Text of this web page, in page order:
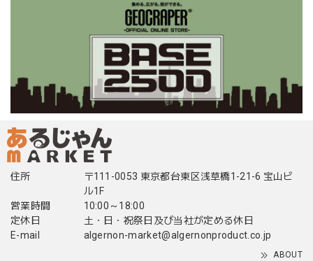
住所
〒111-0053 東京都台東区浅草橋1-21-6 宝山ビ
ル1F
営業時間
10:00～18:00
定休日
土・日・祝祭日及び当社が定める休日
E-mail
algernon-market@algernonproduct.co.jp
ABOUT